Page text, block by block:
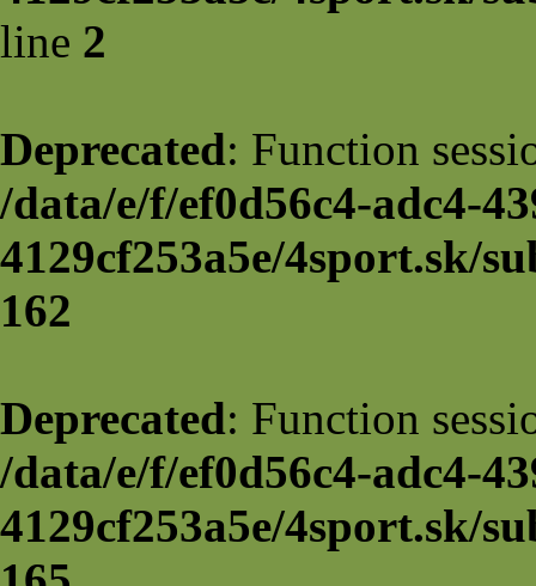
line 2
Deprecated: Function
/data/e/f/ef0d56c4-adc4-
4129cf253a5e/4sport.sk/
162
Deprecated: Function
/data/e/f/ef0d56c4-adc4-
4129cf253a5e/4sport.sk/